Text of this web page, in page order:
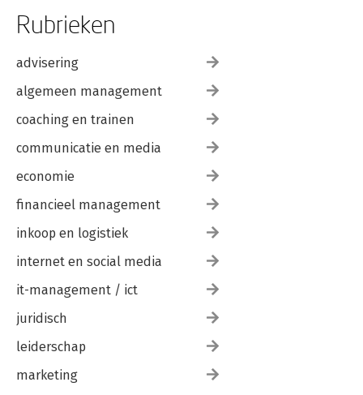
Rubrieken
advisering
algemeen management
coaching en trainen
communicatie en media
economie
financieel management
inkoop en logistiek
internet en social media
it-management / ict
juridisch
leiderschap
marketing